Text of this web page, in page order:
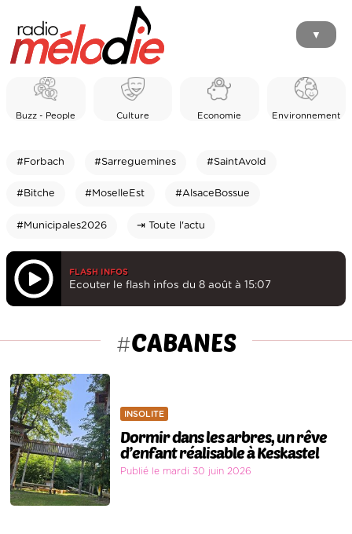
▼
Buzz - People Culture Economie Environnement
#Forbach #Sarreguemines #SaintAvold
#Bitche #MoselleEst #AlsaceBossue
#Municipales2026 ⇥ Toute l'actu
FLASH INFOS
Ecouter le flash infos du 8 août à 15:07
#CABANES
INSOLITE
Dormir dans les arbres, un rêve
d’enfant réalisable à Keskastel
Publié le mardi 30 juin 2026